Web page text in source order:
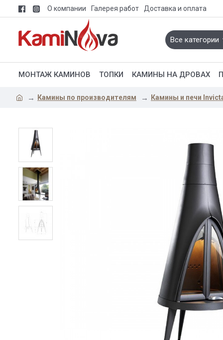
О компании Галерея работ Доставка и оплата
Все категории
МОНТАЖ КАМИНОВ ТОПКИ КАМИНЫ НА ДРОВАХ
Камины по производителям Камины и печи